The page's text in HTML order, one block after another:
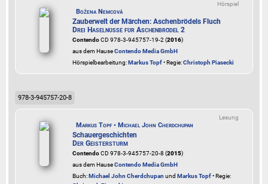
Hörspiel
Božena Nemcová
Zauberwelt der Märchen: Aschenbrödels Fluch
Drei Haselnüsse für Aschenbrödel 2
ContendoCD 978-3-945757-19-2 (2016)
aus dem HauseContendo Media GmbH
Hörspielbearbeitung:Markus Topf• Regie:Christoph Piasecki
978-3-945757-20-8
Lesung
Markus Topf • Michael John Cherdchupan
Schauergeschichten
Der Geistersturm
ContendoCD 978-3-945757-20-8 (2015)
aus dem HauseContendo Media GmbH
Buch:Michael John Cherdchupan und Markus Topf• Regie: